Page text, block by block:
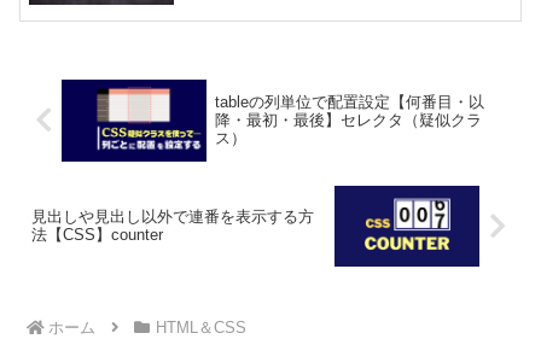
tableの列単位で配置設定【何番目・以
降・最初・最後】セレクタ（疑似クラ
ス）
見出しや見出し以外で連番を表示する方
法【CSS】counter
ホーム HTML＆CSS